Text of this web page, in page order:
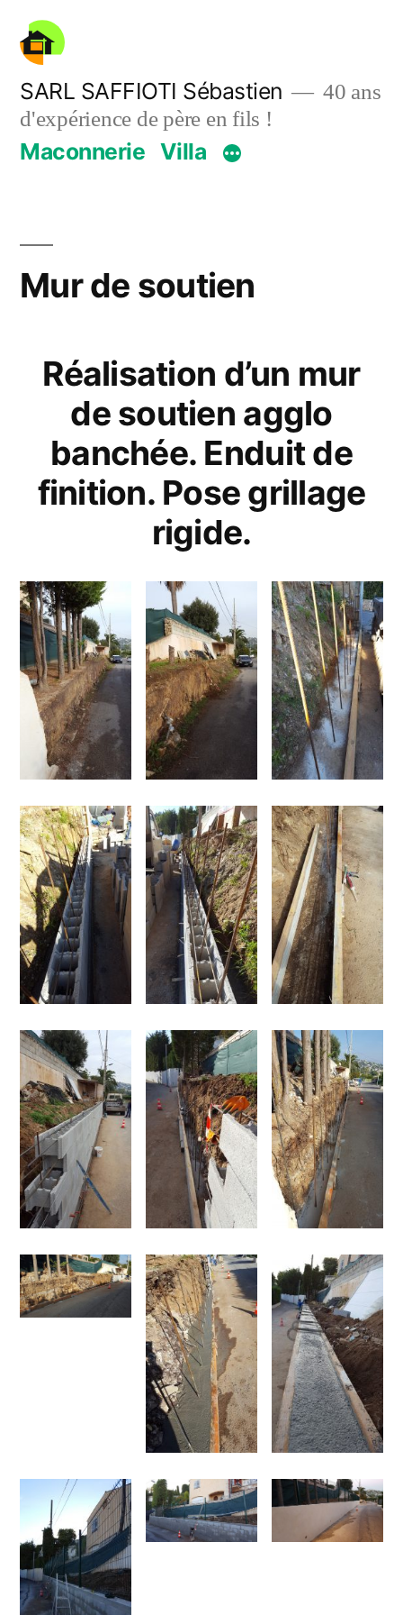
Aller
contenu
SARL SAFFIOTI Sébastien
40 ans
d'expérience de père en fils !
Maconnerie Villa
Mur de soutien
Réalisation d’un mur
de soutien agglo
banchée. Enduit de
finition. Pose grillage
rigide.